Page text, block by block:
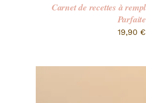
Carnet de recettes à
Parfaite
19,90 €